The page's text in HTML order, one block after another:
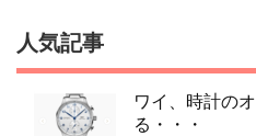
人気記事
ワイ、時計の
る・・・